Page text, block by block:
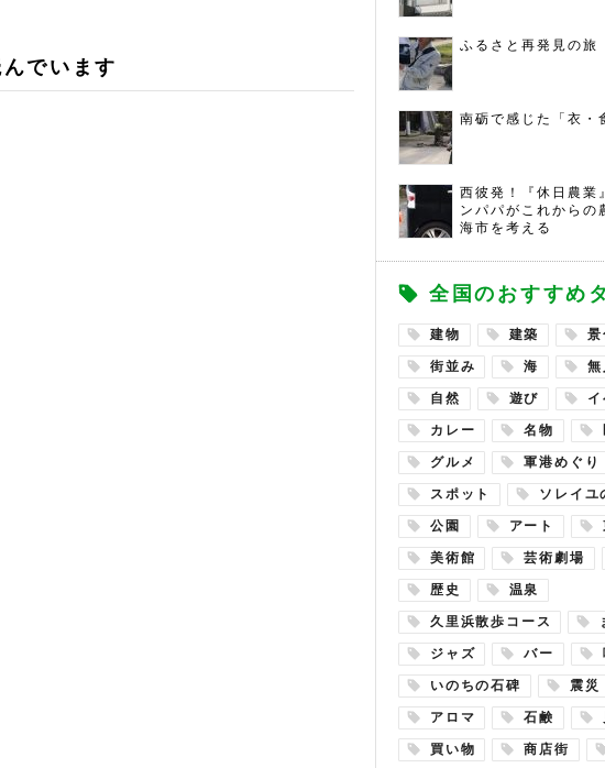
でいます
ふるさと再発見の旅
南砺で感じた「衣・
西彼発！『休日農業
ンパパがこれからの
海市を考える
全国のおすすめ
建物 建築 景
街並み 海 無
自然 遊び イ
カレー 名物
グルメ 軍港めぐり
スポット ソレイユ
公園 アート
美術館 芸術劇場
歴史 温泉
久里浜散歩コース
ジャズ バー
いのちの石碑 震災
アロマ 石鹸
買い物 商店街